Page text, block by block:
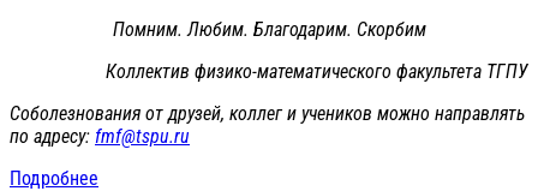
Помним. Любим. Благодарим. Скорбим
Коллектив физико-математического факультета ТГПУ
Соболезнования от друзей, коллег и учеников можно направлять
по адресу: fmf@tspu.ru
Подробнее